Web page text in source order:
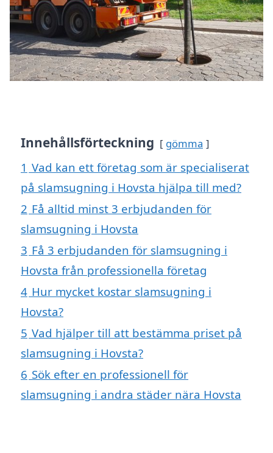
Innehållsförteckning gömma
1 Vad kan ett företag som är specialiserat
på slamsugning i Hovsta hjälpa till med?
2 Få alltid minst 3 erbjudanden för
slamsugning i Hovsta
3 Få 3 erbjudanden för slamsugning i
Hovsta från professionella företag
4 Hur mycket kostar slamsugning i
Hovsta?
5 Vad hjälper till att bestämma priset på
slamsugning i Hovsta?
6 Sök efter en professionell för
slamsugning i andra städer nära Hovsta